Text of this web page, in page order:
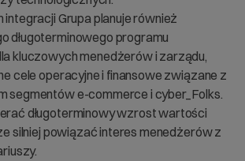
Grupa planuje również
długoterminowego programu
kluczowych menedżerów i zarządu,
cele operacyjne i finansowe związane z
segmentów e-commerce i cyber_Folks.
długoterminowy wzrost wartości
silniej powiązać interes menedżerów z